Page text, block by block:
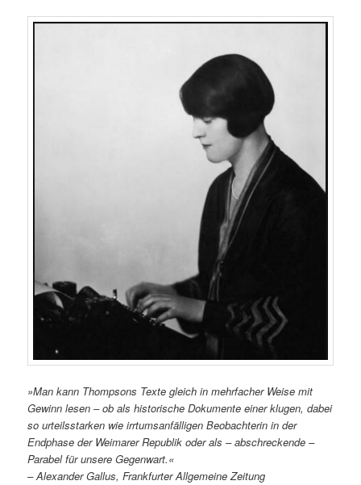
»Man kann Thompsons Texte gleich in mehrfacher Weise mit
Gewinn lesen – ob als historische Dokumente einer klugen, dabei
so urteilsstarken wie irrtumsanfälligen Beobachterin in der
Endphase der Weimarer Republik oder als – abschreckende –
Parabel für unsere Gegenwart.«
– Alexander Gallus, Frankfurter Allgemeine Zeitung